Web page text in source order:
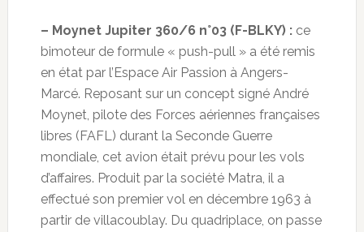
– Moynet Jupiter 360/6 n°03 (F-BLKY) :ce
bimoteur de formule « push-pull » a été remis
en état par l’Espace Air Passion à Angers-
Marcé. Reposant sur un concept signé André
Moynet, pilote des Forces aériennes françaises
libres (FAFL) durant la Seconde Guerre
mondiale, cet avion était prévu pour les vols
d’affaires. Produit par la société Matra, il a
effectué son premier vol en décembre 1963 à
partir de villacoublay. Du quadriplace, on passe